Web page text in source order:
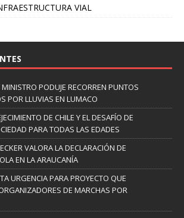
VIAL
PODUJE RECORREN PUNTOS
POR LLUVIAS EN LUMACO
DE CHILE Y EL DESAFÍO DE
PARA TODAS LAS EDADES
VALORA LA DECLARACIÓN DE
EN LA ARAUCANÍA
URGENCIA PARA PROYECTO QUE
DE MARCHAS POR